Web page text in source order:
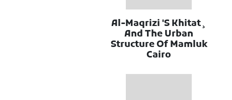
Al-Maqrizi 'S Khitat¸
And The Urban
Structure Of Mamluk
Cairo